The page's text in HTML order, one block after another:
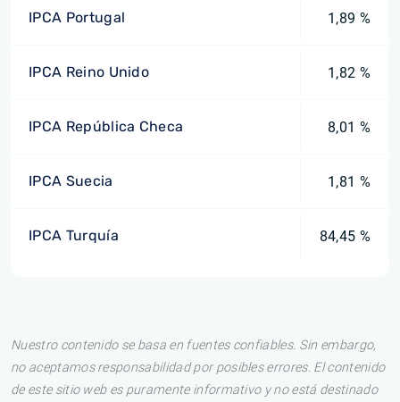
IPCA Portugal 1,89 %
IPCA Reino Unido 1,82 %
IPCA República Checa 8,01 %
IPCA Suecia 1,81 %
IPCA Turquía 84,45 %
Nuestro contenido se basa en fuentes confiables. Sin embargo,
no aceptamos responsabilidad por posibles errores. El contenido
de este sitio web es puramente informativo y no está destinado